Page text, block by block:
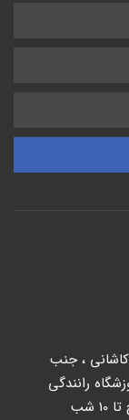
کاشانی ، جنب
آموزشگاه رانندگی